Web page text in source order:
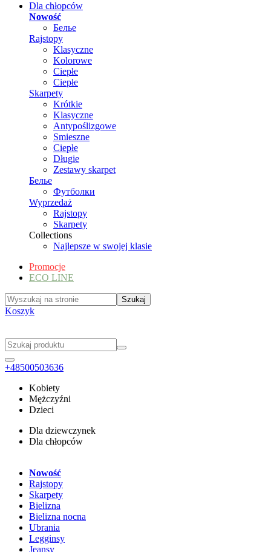
Dla chłopców
Nowość
Белье
Rajstopy
Klasyczne
Kolorowe
Ciepłe
Ciepłe
Skarpety
Krótkie
Klasyczne
Antypoślizgowe
Smieszne
Ciepłe
Długie
Zestawy skarpet
Белье
Футболки
Wyprzedaż
Rajstopy
Skarpety
Collections
Najlepsze w swojej klasie
Promocje
ECO LINE
Koszyk
+48500503636
Kobiety
Mężczyźni
Dzieci
Dla dziewczynek
Dla chłopców
Nowość
Rajstopy
Skarpety
Bielizna
Bielizna nocna
Ubrania
Legginsy
Jeansy